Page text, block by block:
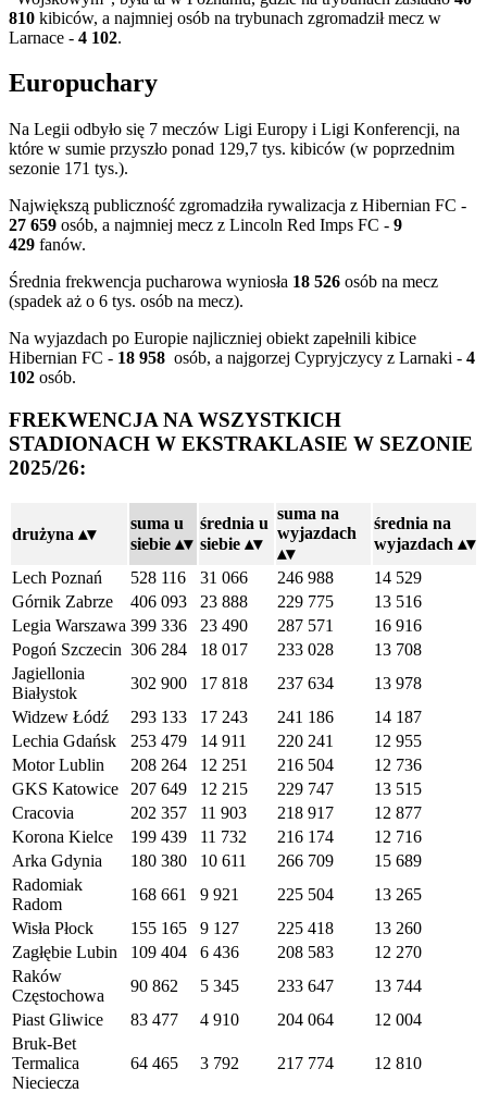
810 kibiców, a najmniej osób na trybunach zgromadził mecz w
Larnace - 4 102.
Europuchary
Na Legii odbyło się 7 meczów Ligi Europy i Ligi Konferencji, na
które w sumie przyszło ponad 129,7 tys. kibiców (w poprzednim
sezonie 171 tys.).
Największą publiczność zgromadziła rywalizacja z Hibernian FC -
27 659 osób, a najmniej mecz z Lincoln Red Imps FC - 9
429 fanów.
Średnia frekwencja pucharowa wyniosła 18 526 osób na mecz
(spadek aż o 6 tys. osób na mecz).
Na wyjazdach po Europie najliczniej obiekt zapełnili kibice
Hibernian FC - 18 958 osób, a najgorzej Cypryjczycy z Larnaki - 4
102 osób.
FREKWENCJA NA WSZYSTKICH
STADIONACH W EKSTRAKLASIE W SEZONIE
2025/26:
drużyna
suma u
siebie
średnia u
siebie
suma na
wyjazdach
średnia na
wyjazdach
Lech Poznań
528 116 31 066 246 988
14 529
Górnik Zabrze
406 093 23 888 229 775
13 516
Legia Warszawa 399 336 23 490 287 571
16 916
Pogoń Szczecin 306 284 18 017 233 028
13 708
Jagiellonia
Białystok
302 900 17 818 237 634
13 978
Widzew Łódź
293 133 17 243 241 186
14 187
Lechia Gdańsk
253 479 14 911 220 241
12 955
Motor Lublin
208 264 12 251 216 504
12 736
GKS Katowice
207 649 12 215 229 747
13 515
Cracovia
202 357 11 903 218 917
12 877
Korona Kielce
199 439 11 732 216 174
12 716
Arka Gdynia
180 380 10 611 266 709
15 689
Radomiak
Radom
168 661 9 921 225 504
13 265
Wisła Płock
155 165 9 127 225 418
13 260
Zagłębie Lubin
109 404 6 436 208 583
12 270
Raków
Częstochowa
90 862 5 345 233 647
13 744
Piast Gliwice
83 477 4 910 204 064
12 004
Bruk-Bet
Termalica
Nieciecza
64 465 3 792 217 774 12 810